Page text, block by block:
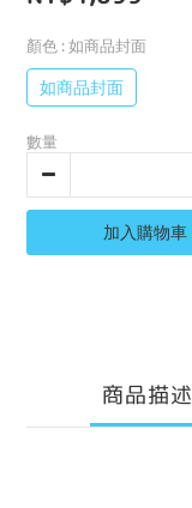
顏色 : 如商品封面
如商品封面
數量
加入購物車
商品描述